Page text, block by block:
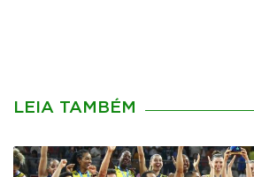
LEIA TAMBÉM